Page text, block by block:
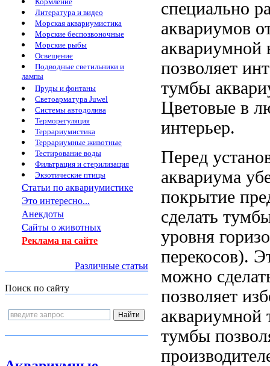
Литература и видео
Морская аквариумистика
Морские беспозвоночные
Морские рыбы
Освещение
Подводные светильники и
лампы
Пруды и фонтаны
Светоарматура Juwel
Системы автодолива
Терморегуляция
Террариумистика
Террариумные животные
Тестирование воды
Фильтрация и стерилизация
Экзотические птицы
Статьи по аквариумистике
Это интересно...
Анекдоты
Сайты о животных
Реклама на сайте
Различные статьи
Поиск по сайту
специально
аквариумов
аквариумной
позволяет
тумбы
Цветовые в
интерьер.
Перед
аквариума
покрытие
сделать
уровня
перекосов).
можно
позволяет
аквариумной
тумбы